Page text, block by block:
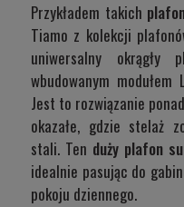
Przykładem takich
Tiamo z kolekcji
uniwersalny
wbudowanym
Jest to rozwiązanie
okazałe, gdzie stelaż
stali. Ten duży plafon
idealnie pasując do
pokoju dziennego.